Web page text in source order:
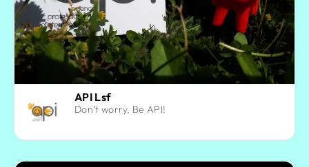
API Lsf
Don’t worry, Be API!